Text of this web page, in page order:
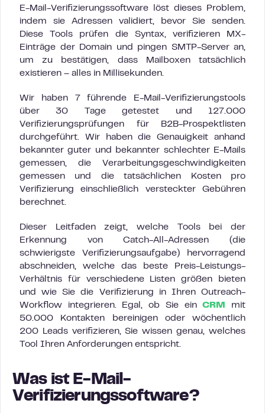
E-Mail-Verifizierungssoftware löst dieses Problem,
indem sie Adressen validiert, bevor Sie senden.
Diese Tools prüfen die Syntax, verifizieren MX-
Einträge der Domain und pingen SMTP-Server an,
um zu bestätigen, dass Mailboxen tatsächlich
existieren – alles in Millisekunden.
Wir haben 7 führende E-Mail-Verifizierungstools
über 30 Tage getestet und 127.000
Verifizierungsprüfungen für B2B-Prospektlisten
durchgeführt. Wir haben die Genauigkeit anhand
bekannter guter und bekannter schlechter E-Mails
gemessen, die Verarbeitungsgeschwindigkeiten
gemessen und die tatsächlichen Kosten pro
Verifizierung einschließlich versteckter Gebühren
berechnet.
Dieser Leitfaden zeigt, welche Tools bei der
Erkennung von Catch-All-Adressen (die
schwierigste Verifizierungsaufgabe) hervorragend
abschneiden, welche das beste Preis-Leistungs-
Verhältnis für verschiedene Listen größen bieten
und wie Sie die Verifizierung in Ihren Outreach-
Workflow integrieren. Egal, ob Sie einCRM
mit
50.000 Kontakten bereinigen oder wöchentlich
200 Leads verifizieren, Sie wissen genau, welches
Tool Ihren Anforderungen entspricht.
Was ist E-Mail-
Verifizierungssoftware?